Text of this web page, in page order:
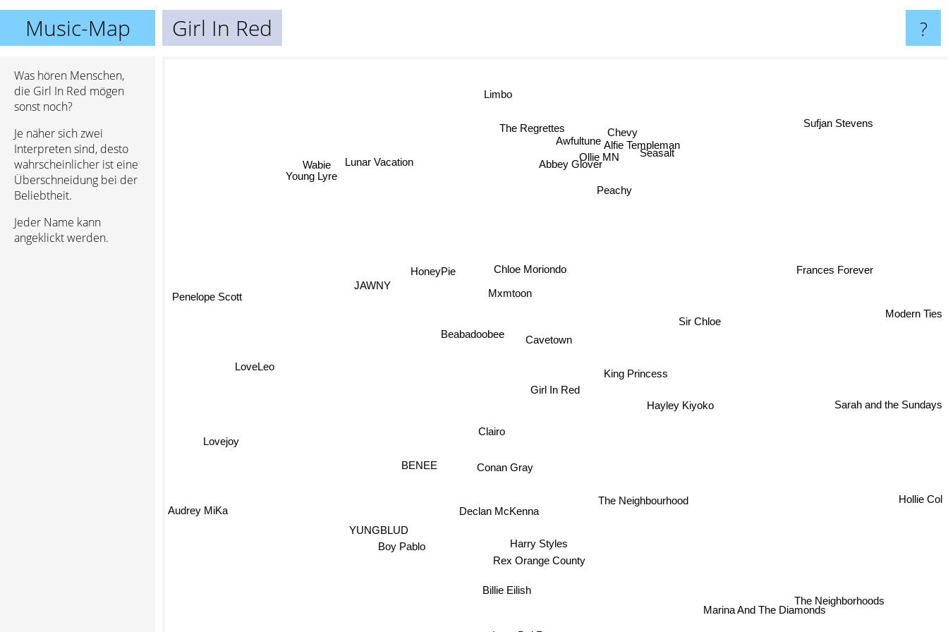
Music-Map Girl In Red ?
Was hören Menschen,
die Girl In Red mögen
sonst noch?
Je näher sich zwei
Interpreten sind, desto
wahrscheinlicher ist eine
Überschneidung bei der
Beliebtheit.
Jeder Name kann
angeklickt werden.
Girl In Red
Clairo
Conan Gray
Cavetown
Mxmtoon
King Princess
Hayley Kiyoko
Harry Styles
The Neighbourhood
Beabadoobee
Chloe Moriondo
Billie Eilish
BENEE
Sir Chloe
HoneyPie
Rex Orange County
Peachy
YUNGBLUD
Declan McKenna
Abbey Glover
JAWNY
Ollie MN
LoveLeo
Awfultune
Seasalt
Penelope Scott
Frances Forever
Boy Pablo
Sarah and the Sundays
Chevy
Alfie Templeman
Lovejoy
The Neighborhoods
Hollie Col
Marina And The Diamonds
Lunar Vacation
Audrey MiKa
Limbo
Young Lyre
Modern Ties
Sufjan Stevens
Wabie
The Regrettes